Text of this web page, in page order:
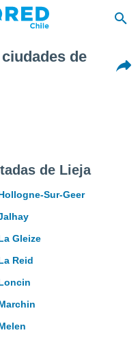
de
de Lieja
Sur-Geer
Gleize
Reid